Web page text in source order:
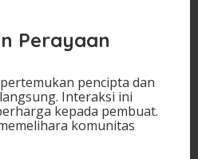
Perayaan
pencipta dan
Interaksi ini
kepada pembuat.
komunitas